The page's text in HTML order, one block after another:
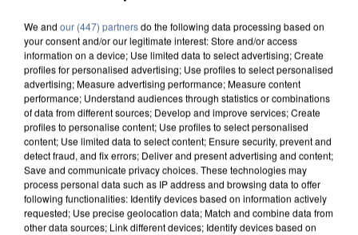
We and our (447) partnersdo the following data processing based on
your consent and/or our legitimate interest: Store and/or access
information on a device; Use limited data to select advertising; Create
profiles for personalised advertising; Use profiles to select personalised
advertising; Measure advertising performance; Measure content
performance; Understand audiences through statistics or combinations
of data from different sources; Develop and improve services; Create
profiles to personalise content; Use profiles to select personalised
content; Use limited data to select content; Ensure security, prevent and
detect fraud, and fix errors; Deliver and present advertising and content;
Save and communicate privacy choices. These technologies may
process personal data such as IP address and browsing data to offer
following functionalities: Identify devices based on information actively
requested; Use precise geolocation data; Match and combine data from
other data sources; Link different devices; Identify devices based on